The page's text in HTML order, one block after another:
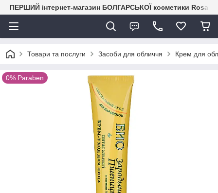
ПЕРШИЙ інтернет-магазин БОЛГАРСЬКОЇ косметики
Товари та послуги Засоби для обличчя Крем для
0% Paraben